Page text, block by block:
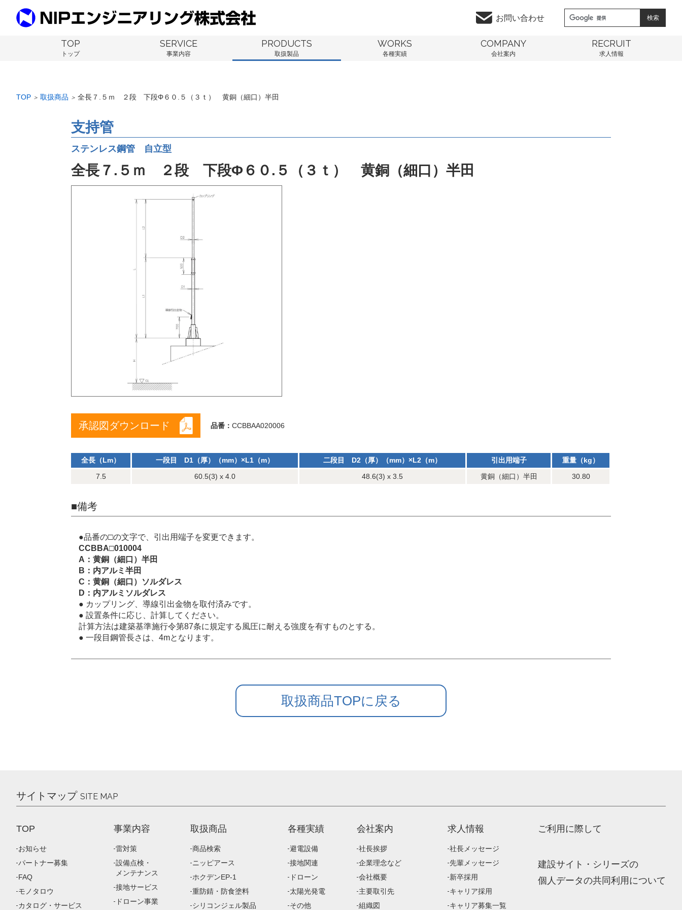
お問い合わせ
TOP
トップ
SERVICE
事業内容
PRODUCTS
取扱製品
WORKS
各種実績
COMPANY
会社案内
RECRUIT
求人情報
TOP ＞ 取扱商品 ＞ 全長７.５ｍ ２段 下段Φ６０.５（３ｔ） 黄銅（細口）半田
支持管
ステンレス鋼管 自立型
全長７.５ｍ ２段 下段Φ６０.５（３ｔ） 黄銅（細口）半田
承認図ダウンロード 品番： CCBBAA020006
全長（Lm） 一段目 D1（厚）（mm）×L1（m） 二段目 D2（厚）（mm）×L2（m） 引出用端子
重量（kg）
7.5
60.5(3) x 4.0 48.6(3) x 3.5 黄銅（細口）半田 30.80
■備考
●品番の□の文字で、引出用端子を変更できます。
CCBBA□010004
A：黄銅（細口）半田
B：内アルミ半田
C：黄銅（細口）ソルダレス
D：内アルミソルダレス
● カップリング、導線引出金物を取付済みです。
● 設置条件に応じ、計算してください。
計算方法は建築基準施行令第87条に規定する風圧に耐える強度を有すものとする。
● 一段目鋼管長さは、4mとなります。
取扱商品TOPに戻る
サイトマップ SITE MAP
TOP
お知らせ
パートナー募集
FAQ
モノタロウ
カタログ・サービス
事業内容
雷対策
設備点検・
メンテナンス
接地サービス
ドローン事業
取扱商品
商品検索
ニッピアース
ホクデンEP-1
重防錆・防食塗料
シリコンジェル製品
各種実績
避電設備
接地関連
ドローン
太陽光発電
その他
会社案内
社長挨拶
企業理念など
会社概要
主要取引先
組織図
求人情報
社長メッセージ
先輩メッセージ
新卒採用
キャリア採用
キャリア募集一覧
ご利用に際して
建設サイト・シリーズの
個人データの共同利用について